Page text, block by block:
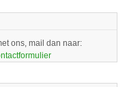
ons, mail dan naar: